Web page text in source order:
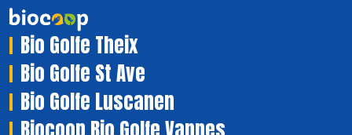
Bio Golfe Theix
Bio Golfe St Ave
Bio Golfe Luscanen